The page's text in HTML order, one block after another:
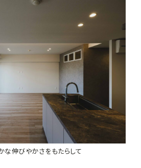
な伸びやかさをもたらして